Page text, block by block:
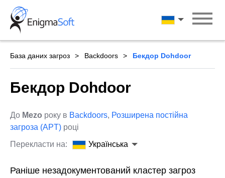
Skip
content
Українська
База даних загроз Backdoors Бекдор Dohdoor
Бекдор Dohdoor
До Mezo року в Backdoors, Розширена постійна
загроза (APT) році
Перекласти на:
Українська
Раніше незадокументований кластер загроз